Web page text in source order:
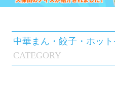
CATEGORY
中華まん・餃子・ホット